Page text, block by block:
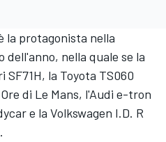
la protagonista nella
nella quale se la
la Toyota TS060
di Le Mans, l'Audi e-tron
e la Volkswagen I.D. R